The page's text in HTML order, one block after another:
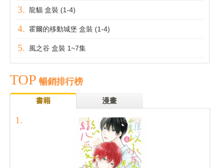
龍貓 盒裝 (1-4)
霍爾的移動城堡 盒裝 (1-4)
風之谷 盒裝 1~7集
TOP 暢銷排行榜
書籍 漫畫